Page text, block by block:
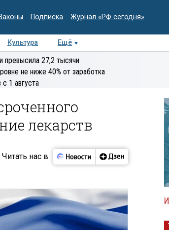
Подписка Журнал «РФ сегодня»
Культура Ещё
Колумнисты
превысила 27,2 тысячи
не ниже 40% от заработка
1 августа
лекарств
Читать нас в